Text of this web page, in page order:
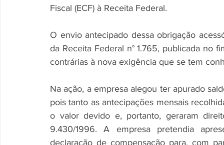
Fiscal (ECF) à Receita Federal.
O envio antecipado dessa obrigação
da Receita Federal n° 1.765, publicada no
contrárias à nova exigência que se tem
Na ação, a empresa alegou ter apurado
pois tanto as antecipações mensais
o valor devido e, portanto, geraram
9.430/1996. A empresa pretendia
declaração de compensação para, com